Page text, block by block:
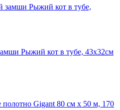
Рыжий кот в тубе, 43x32см